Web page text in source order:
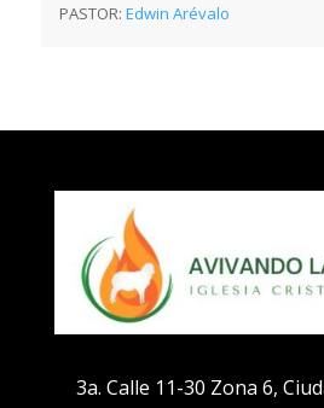
PASTOR:Edwin Arévalo
3a. Calle 11-30 Zona 6,